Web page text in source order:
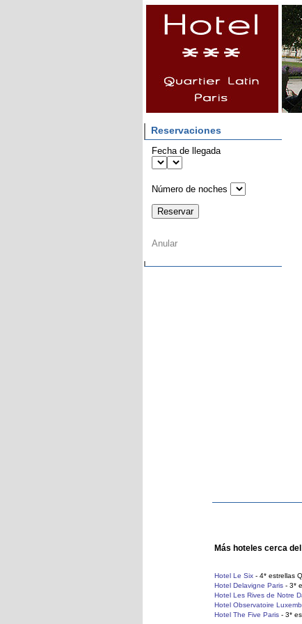
Reservaciones
Fecha de llegada
Número de noches
Anular
Más hoteles cerca
Hotel Le Six- 4* estrellas
Hotel Delavigne Paris- 3*
Hotel Les Rives de Notre
Hotel Observatoire
Hotel The Five Paris- 3*